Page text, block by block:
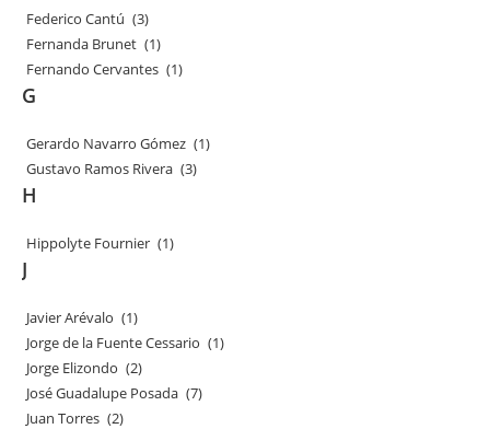
Federico Cantú (3)
Fernanda Brunet (1)
Fernando Cervantes (1)
G
Gerardo Navarro Gómez (1)
Gustavo Ramos Rivera (3)
H
Hippolyte Fournier (1)
J
Javier Arévalo (1)
Jorge de la Fuente Cessario (1)
Jorge Elizondo (2)
José Guadalupe Posada (7)
Juan Torres (2)